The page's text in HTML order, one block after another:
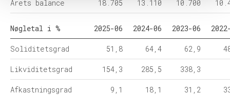
Årets balance 18.705 13.110 10.700
Nøgletal i % 2025-06 2024-06 2023-06
Soliditetsgrad 51,8 64,4 62,9
Likviditetsgrad 154,3 285,5 338,3
Afkastningsgrad 9,1 18,1 31,2